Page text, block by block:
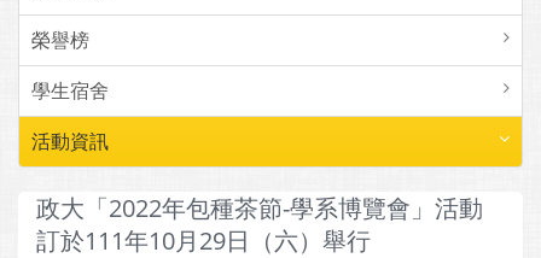
榮譽榜
學生宿舍
活動資訊
政大「2022年包種茶節-學系博覽會」活動
訂於111年10月29日（六）舉行